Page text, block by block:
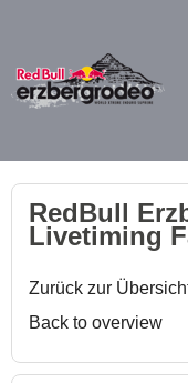
RedBull
Livetiming
Zurück zur
Back to overview